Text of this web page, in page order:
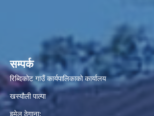
सम्पर्क
रिब्दिकोट गाउँ कार्यपालिकाको कार्यालय
खस्यौली पाल्पा
इमेल ठेगाना: